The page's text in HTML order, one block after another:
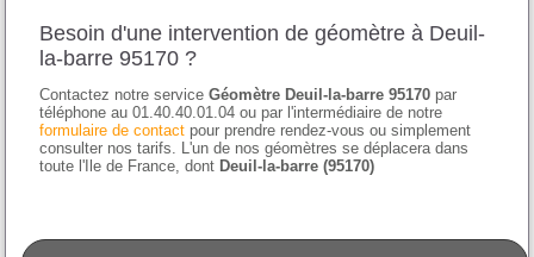
Besoin d'une intervention de géomètre à Deuil-
la-barre 95170 ?
Contactez notre serviceGéomètre Deuil-la-barre 95170 par
téléphone au 01.40.40.01.04 ou par l'intermédiaire de notre
formulaire de contact pour prendre rendez-vous ou simplement
consulter nos tarifs. L'un de nos géomètres se déplacera dans
toute l'Ile de France, dont Deuil-la-barre (95170)